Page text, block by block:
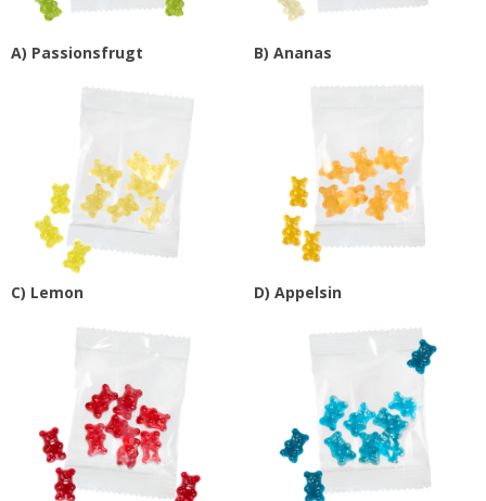
A) Passionsfrugt B) Ananas
C) Lemon D) Appelsin